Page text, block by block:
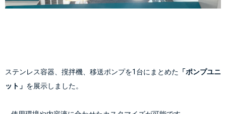
ステンレス容器、撹拌機、移送ポンプを1台にまとめた 「ポンプユニ
ット」 を展示しました。